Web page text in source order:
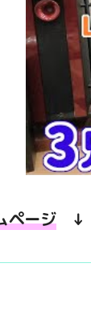
ページ ↓